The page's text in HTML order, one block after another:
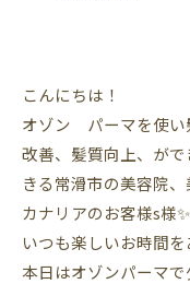
こんにちは！
オゾン パーマを使い
改善、髪質向上、が
きる常滑市の美容院
カナリアのお客様s様
いつも楽しいお時間
本日はオゾンパーマ